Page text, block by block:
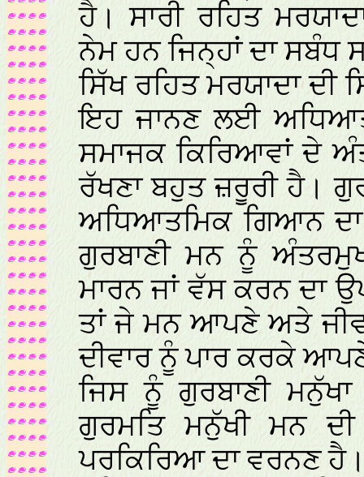
ਹੈ। ਸਾਰੀ ਰਹਿਤ
ਨੇਮ ਹਨ ਜਿਨ੍ਹਾਂ ਦਾ ਸਬੰਧ
ਸਿੱਖ ਰਹਿਤ ਮਰਯਾਦਾ ਦੀ
ਇਹ ਜਾਨਣ ਲਈ
ਸਮਾਜਕ ਕਿਰਿਆਵਾਂ ਦੇ
ਰੱਖਣਾ ਬਹੁਤ ਜ਼ਰੂਰੀ ਹੈ।
ਅਧਿਆਤਮਿਕ ਗਿਆਨ
ਗੁਰਬਾਣੀ ਮਨ ਨੂੰ
ਮਾਰਨ ਜਾਂ ਵੱਸ ਕਰਨ ਦਾ
ਤਾਂ ਜੇ ਮਨ ਆਪਣੇ ਅਤੇ
ਦੀਵਾਰ ਨੂੰ ਪਾਰ ਕਰਕੇ
ਜਿਸ ਨੂੰ ਗੁਰਬਾਣੀ
ਗੁਰਮਤਿ ਮਨੁੱਖੀ ਮਨ
ਪਰਕਿਰਿਆ ਦਾ ਵਰਨਣ